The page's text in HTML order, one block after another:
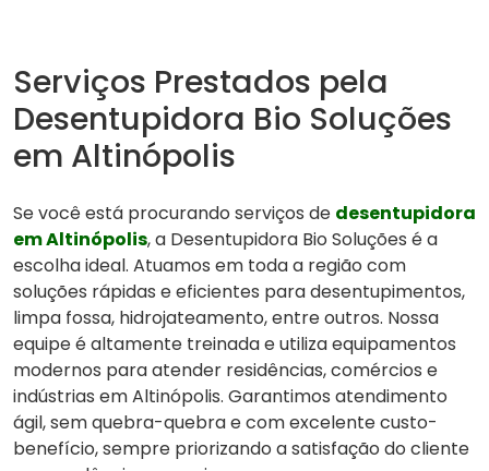
Serviços Prestados pela
Desentupidora Bio Soluções
em Altinópolis
Se você está procurando serviços de desentupidora
em Altinópolis, a Desentupidora Bio Soluções é a
escolha ideal. Atuamos em toda a região com
soluções rápidas e eficientes para desentupimentos,
limpa fossa, hidrojateamento, entre outros. Nossa
equipe é altamente treinada e utiliza equipamentos
modernos para atender residências, comércios e
indústrias em Altinópolis. Garantimos atendimento
ágil, sem quebra-quebra e com excelente custo-
benefício, sempre priorizando a satisfação do cliente